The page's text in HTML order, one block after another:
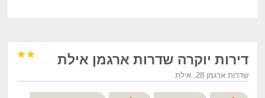
דירות יוקרה שדרות ארגמן אילת 

שדרות ארגמן 28, אילת